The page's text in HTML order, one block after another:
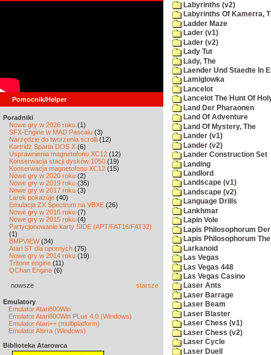
Pomocnik/Helper
Poradniki
Nowe gry w 2026 roku (1)
SFX-Engine w MAD Pascalu (3)
Narzędzie do tworzenia scrolli (12)
Kartridż Sparta DOS X (6)
Usprawnienia magnetofonu XC12 (12)
Konserwacja stacji dysków 1050 (19)
Konserwacja magnetofonu XC12 (15)
Nowe gry w 2020 roku (2)
Nowe gry w 2019 roku (35)
Nowe gry w 2017 roku (3)
Larek pokazuje (40)
Emulacja ZX Spectrum na VBXE (26)
Nowe gry w 2016 roku (7)
Nowe gry w 2015 roku (4)
Partycjonowanie karty SIDE (APT/FAT16/FAT32)
(1)
BMPVIEW(34)
Atari ST dla opornych (75)
Nowe gry w 2014 roku (19)
Tritone engine (11)
QChan Engine (6)
nowsze starsze
Emulatory
Emulator Atari800Win
Emulator Atari800Win PLus 4.0 (Windows)
Emulator Atari++ (multiplatform)
Emulator Altirra (Windows)
Biblioteka Atarowca
Labyrinths (v2)
Labyrinths Of Kamerra,
Ladder Maze
Lader (v1)
Lader (v2)
Lady Tut
Lady, The
Laender Und Staedte In
Lamiglowka
Lancelot
Lancelot The Hunt Of
Land Der Pharaonen
Land Of Adventure
Land Of Mystery, The
Lander (v1)
Lander (v2)
Lander Construction Set
Landing
Landlord
Landscape (v1)
Landscape (v2)
Language Drills
Lankhmar
Lapin Vole
Lapis Philosophorum
Lapis Philosophorum
Larkanoid
Las Vegas
Las Vegas 448
Las Vegas Casino
Laser Ants
Laser Barrage
Laser Beam
Laser Blaster
Laser Chess (v1)
Laser Chess (v2)
Laser Cycle
Laser Duell